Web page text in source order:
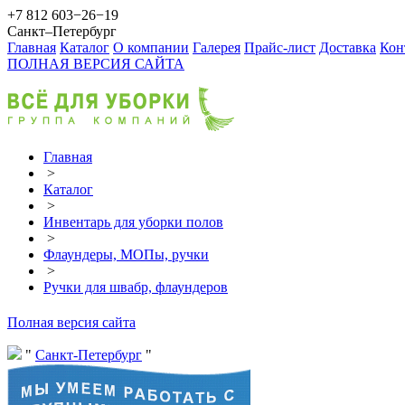
+7 812 603−26−19
Санкт–Петербург
Главная Каталог О компании Галерея Прайс-лист Доставка
ПОЛНАЯ ВЕРСИЯ САЙТА
Главная
>
Каталог
>
Инвентарь для уборки полов
>
Флаундеры, МОПы, ручки
>
Ручки для швабр, флаундеров
Полная версия сайта
Санкт-Петербург